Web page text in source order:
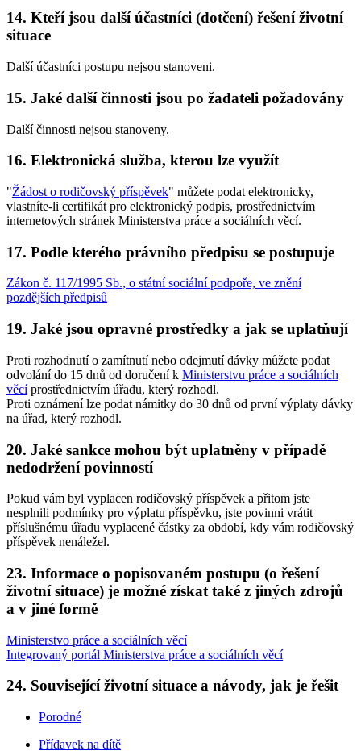
14. Kteří jsou další účastníci (dotčení) řešení životní
situace
Další účastníci postupu nejsou stanoveni.
15. Jaké další činnosti jsou po žadateli požadovány
Další činnosti nejsou stanoveny.
16. Elektronická služba, kterou lze využít
"Žádost o rodičovský příspěvek" můžete podat elektronicky,
vlastníte-li certifikát pro elektronický podpis, prostřednictvím
internetových stránek Ministerstva práce a sociálních věcí.
17. Podle kterého právního předpisu se postupuje
Zákon č. 117/1995 Sb., o státní sociální podpoře, ve znění
pozdějších předpisů
19. Jaké jsou opravné prostředky a jak se uplatňují
Proti rozhodnutí o zamítnutí nebo odejmutí dávky můžete podat
odvolání do 15 dnů od doručení k Ministerstvu práce a sociálních
věcíprostřednictvím úřadu, který rozhodl.
Proti oznámení lze podat námitky do 30 dnů od první výplaty dávky
na úřad, který rozhodl.
20. Jaké sankce mohou být uplatněny v případě
nedodržení povinností
Pokud vám byl vyplacen rodičovský příspěvek a přitom jste
nesplnili podmínky pro výplatu příspěvku, jste povinni vrátit
příslušnému úřadu vyplacené částky za období, kdy vám rodičovský
příspěvek nenáležel.
23. Informace o popisovaném postupu (o řešení
životní situace) je možné získat také z jiných zdrojů
a v jiné formě
Ministerstvo práce a sociálních věcí
Integrovaný portál Ministerstva práce a sociálních věcí
24. Související životní situace a návody, jak je řešit
Porodné
Přídavek na dítě